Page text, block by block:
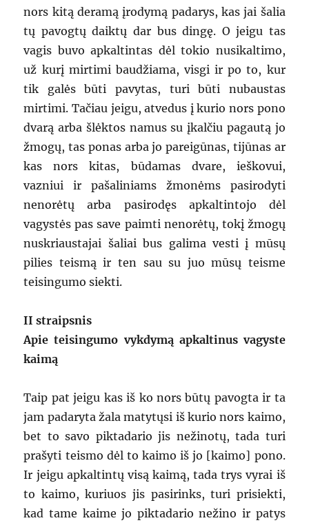
nors kitą deramą įrodymą padarys, kas jai šalia
tų pavogtų daiktų dar bus dingę. O jeigu tas
vagis buvo apkaltintas dėl tokio nusikaltimo,
už kurį mirtimi baudžiama, visgi ir po to, kur
tik galės būti pavytas, turi būti nubaustas
mirtimi. Tačiau jeigu, atvedus į kurio nors pono
dvarą arba šlėktos namus su įkalčiu pagautą jo
žmogų, tas ponas arba jo pareigūnas, tijūnas ar
kas nors kitas, būdamas dvare, ieškovui,
vazniui ir pašaliniams žmonėms pasirodyti
nenorėtų arba pasirodęs apkaltintojo dėl
vagystės pas save paimti nenorėtų, tokį žmogų
nuskriaustajai šaliai bus galima vesti į mūsų
pilies teismą ir ten sau su juo mūsų teisme
teisingumo siekti.
II straipsnis
Apie teisingumo vykdymą apkaltinus vagyste
kaimą
Taip pat jeigu kas iš ko nors būtų pavogta ir ta
jam padaryta žala matytųsi iš kurio nors kaimo,
bet to savo piktadario jis nežinotų, tada turi
prašyti teismo dėl to kaimo iš jo [kaimo] pono.
Ir jeigu apkaltintų visą kaimą, tada trys vyrai iš
to kaimo, kuriuos jis pasirinks, turi prisiekti,
kad tame kaime jo piktadario nežino ir patys